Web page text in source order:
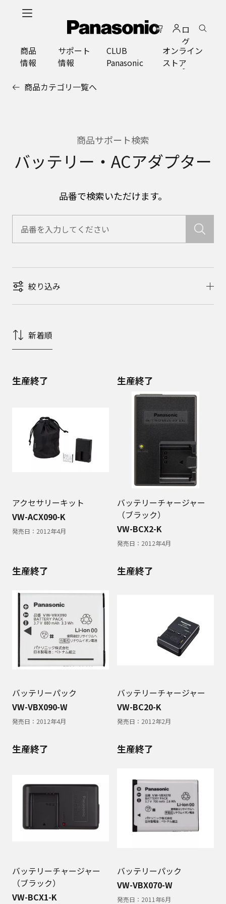
ロ
グ
イ
ン
商品
情報
サポート
情報
CLUB
Panasonic
オンライン
ストア
商品カテゴリ一覧へ
商品サポート検索
バッテリー・ACアダプター
品番で検索いただけます。
絞り込み
新着順
生産終了
アクセサリーキット
VW-ACX090-K
発売日： 2012年4月
生産終了
バッテリーチャージャー
（ブラック）
VW-BCX2-K
発売日： 2012年4月
生産終了
バッテリーパック
VW-VBX090-W
発売日： 2012年4月
生産終了
バッテリーチャージャー
VW-BC20-K
発売日： 2012年2月
生産終了
バッテリーチャージャー
（ブラック）
VW-BCX1-K
生産終了
バッテリーパック
VW-VBX070-W
発売日： 2011年6月